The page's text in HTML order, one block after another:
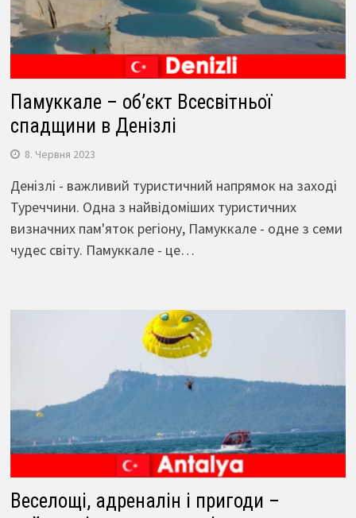
Памуккале – об’єкт Всесвітньої
спадщини в Денізлі
8. Червня 2023
Денізлі - важливий туристичний напрямок на заході
Туреччини. Одна з найвідоміших туристичних
визначних пам'яток регіону, Памуккале - одне з семи
чудес світу. Памуккале - це…
Веселощі, адреналін і пригоди –